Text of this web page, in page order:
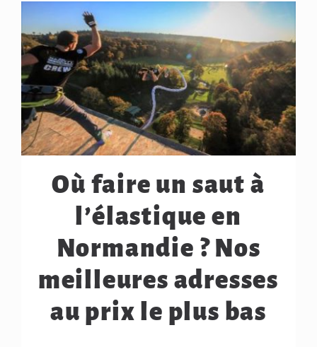
Où faire un saut à
l’élastique en
Normandie ? Nos
meilleures adresses
au prix le plus bas